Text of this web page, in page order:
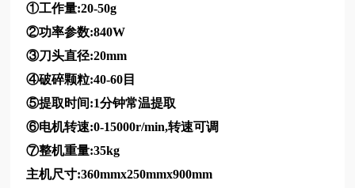
①工作量:20-50g
②功率参数:840W
③刀头直径:20mm
④破碎颗粒:40-60目
⑤提取时间:1分钟常温提取
⑥电机转速:0-15000r/min,转速可调
⑦整机重量:35kg
主机尺寸:360mmx250mmx900mm